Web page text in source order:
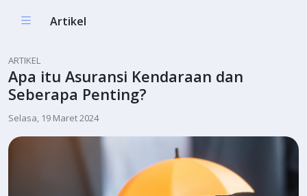
Artikel
ARTIKEL
Apa itu Asuransi Kendaraan dan
Seberapa Penting?
Selasa, 19 Maret 2024